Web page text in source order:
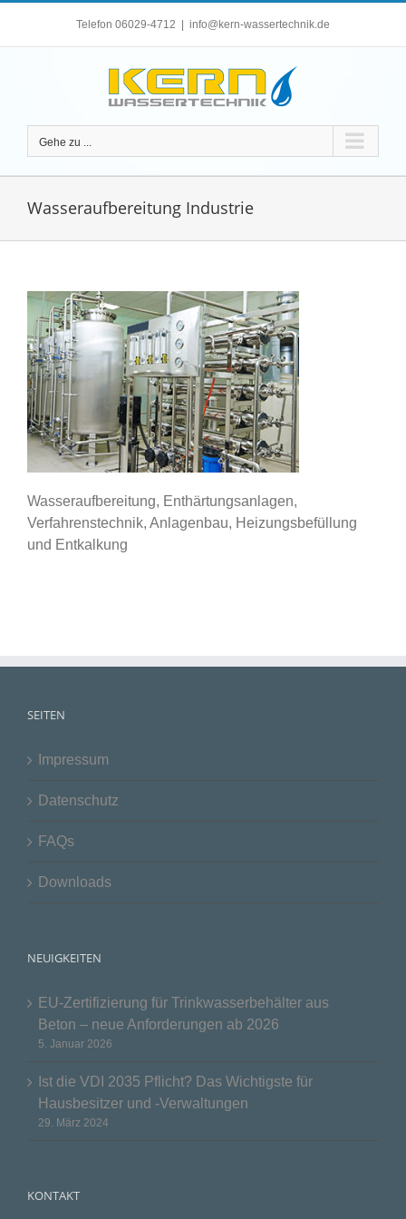
Telefon 06029-4712 info@kern-wassertechnik.de
Gehe zu ...
Wasseraufbereitung Industrie
Wasseraufbereitung, Enthärtungsanlagen,
Verfahrenstechnik, Anlagenbau, Heizungsbefüllung
und Entkalkung
SEITEN
Impressum
Datenschutz
FAQs
Downloads
NEUIGKEITEN
EU-Zertifizierung für Trinkwasserbehälter aus
Beton – neue Anforderungen ab 2026
5. Januar 2026
Ist die VDI 2035 Pflicht? Das Wichtigste für
Hausbesitzer und -Verwaltungen
29. März 2024
KONTAKT